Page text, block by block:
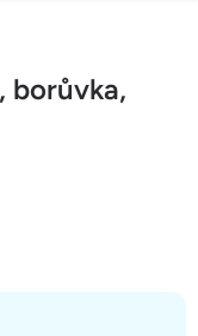
borůvka,